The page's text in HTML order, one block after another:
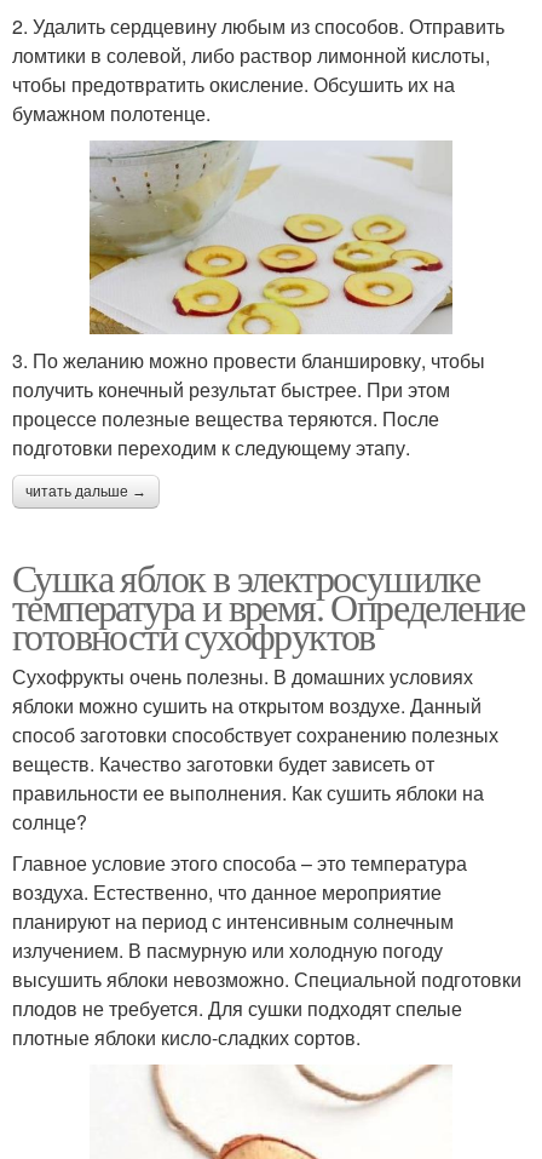
2. Удалить сердцевину любым из способов. Отправить
ломтики в солевой, либо раствор лимонной кислоты,
чтобы предотвратить окисление. Обсушить их на
бумажном полотенце.
3. По желанию можно провести бланшировку, чтобы
получить конечный результат быстрее. При этом
процессе полезные вещества теряются. После
подготовки переходим к следующему этапу.
читать дальше →
Сушка яблок в электросушилке
температура и время. Определение
готовности сухофруктов
Сухофрукты очень полезны. В домашних условиях
яблоки можно сушить на открытом воздухе. Данный
способ заготовки способствует сохранению полезных
веществ. Качество заготовки будет зависеть от
правильности ее выполнения. Как сушить яблоки на
солнце?
Главное условие этого способа – это температура
воздуха. Естественно, что данное мероприятие
планируют на период с интенсивным солнечным
излучением. В пасмурную или холодную погоду
высушить яблоки невозможно. Специальной подготовки
плодов не требуется. Для сушки подходят спелые
плотные яблоки кисло-сладких сортов.